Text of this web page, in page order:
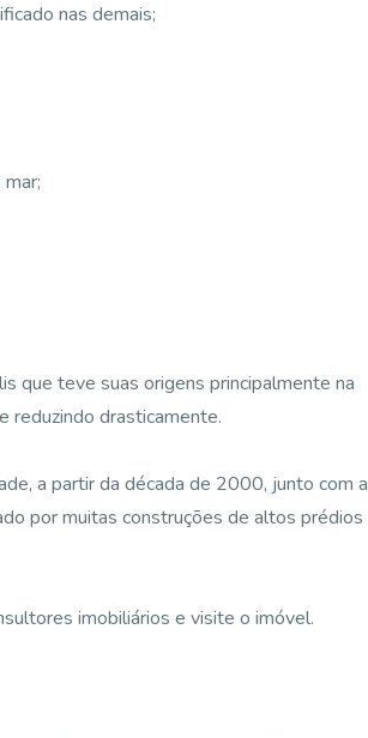
nas demais;
que teve suas origens principalmente na
reduzindo drasticamente.
a partir da década de 2000, junto com a
por muitas construções de altos prédios
imobiliários e visite o imóvel.